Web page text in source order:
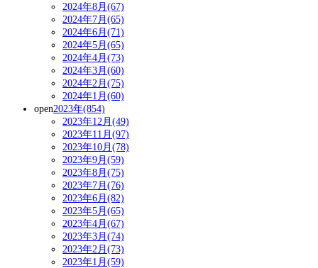
2024年8月(67)
2024年7月(65)
2024年6月(71)
2024年5月(65)
2024年4月(73)
2024年3月(60)
2024年2月(75)
2024年1月(60)
open2023年(854)
2023年12月(49)
2023年11月(97)
2023年10月(78)
2023年9月(59)
2023年8月(75)
2023年7月(76)
2023年6月(82)
2023年5月(65)
2023年4月(67)
2023年3月(74)
2023年2月(73)
2023年1月(59)